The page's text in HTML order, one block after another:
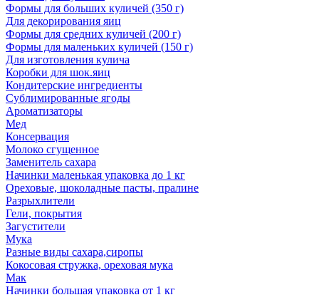
Формы для больших куличей (350 г)
Для декорирования яиц
Формы для средних куличей (200 г)
Формы для маленьких куличей (150 г)
Для изготовления кулича
Коробки для шок.яиц
Кондитерские ингредиенты
Сублимированные ягоды
Ароматизаторы
Мед
Консервация
Молоко сгущенное
Заменитель сахара
Начинки маленькая упаковка до 1 кг
Ореховые, шоколадные пасты, пралине
Разрыхлители
Гели, покрытия
Загустители
Мука
Разные виды сахара,сиропы
Кокосовая стружка, ореховая мука
Мак
Начинки большая упаковка от 1 кг